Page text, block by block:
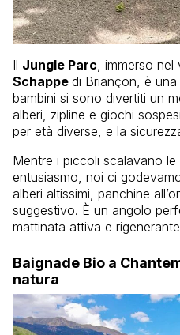
Il Jungle Parc, immerso nel
Schappe di Briançon, è
bambini si sono divertiti un
alberi, zipline e giochi
per età diverse, e la
Mentre i piccoli scalavano
entusiasmo, noi ci
alberi altissimi, panchine
suggestivo. È un angolo
mattinata attiva e
Baignade Bio a
natura